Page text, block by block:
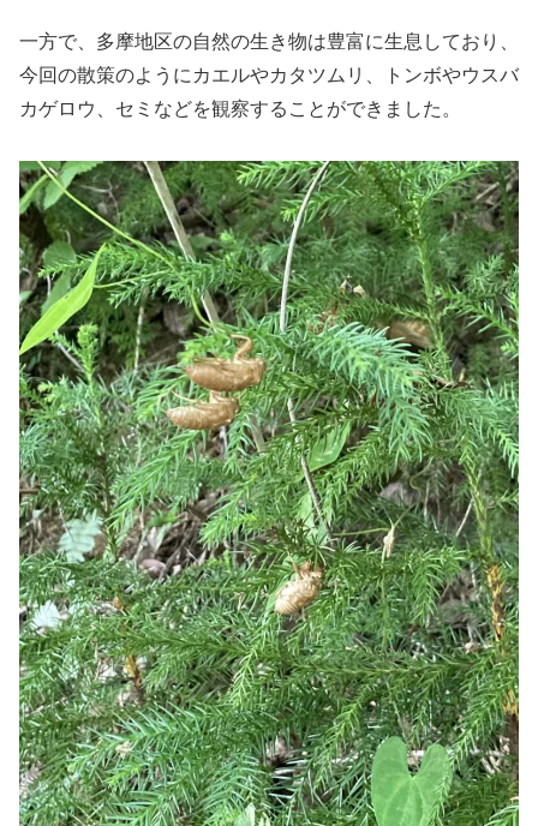
一方で、多摩地区の自然の生き物は豊富に生息しており、
今回の散策のようにカエルやカタツムリ、トンボやウスバ
カゲロウ、セミなどを観察することができました。